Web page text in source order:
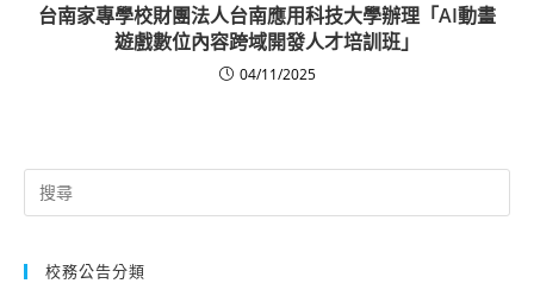
台南家專學校財團法人台南應用科技大學辦理「AI動畫
遊戲數位內容跨域開發人才培訓班」
04/11/2025
Search
for:
校務公告分類